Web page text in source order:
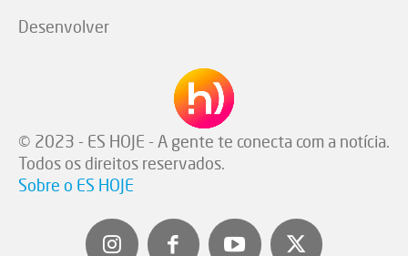
Desenvolver
© 2023 - ES HOJE - A gente te conecta com a notícia.
Todos os direitos reservados.
Sobre o ES HOJE